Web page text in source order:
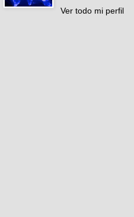
Ver todo mi perfil